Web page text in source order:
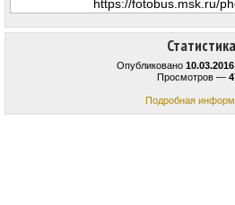
Статистика
Опубликовано
Просмотров —
Подробная